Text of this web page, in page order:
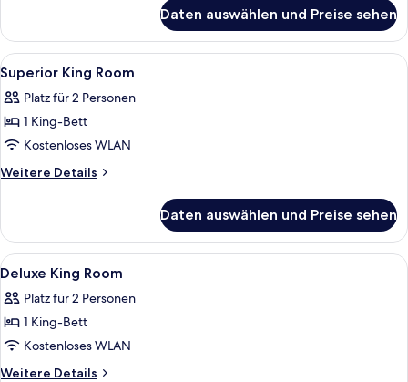
Zweibettzimmer,
2 Doppelbetten
Daten auswählen und Preise sehen
Alle
Fotos
für
Superior
King
Room
Hochwertige Bettwaren,
4
Superior King Room
Platz für 2 Personen
1 King-Bett
Kostenloses WLAN
Weitere Details
Weitere
King
Room
Daten auswählen und Preise sehen
Alle
Fotos
für
Deluxe
King
Room
Hochwertige Bettwaren,
4
Deluxe King Room
Platz für 2 Personen
1 King-Bett
Kostenloses WLAN
Weitere Details
Weitere